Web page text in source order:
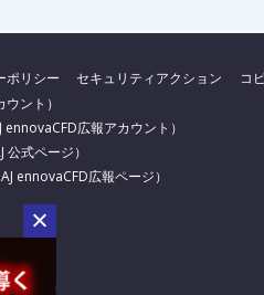
ポリシー セキュリティアクション
コ
ウント）
ennovaCFD広報アカウント）
公式ページ）
ennovaCFD広報ページ）